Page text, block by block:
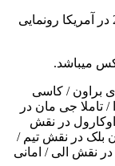
A Madea Homecoming در تاریخ 25 فوریه 2022 در آمریکا رونمایی
میباشد.
براون / کاسی
تاملا جی مان در
در نقش
بلک در نقش تیم /
نقش الی / امانی